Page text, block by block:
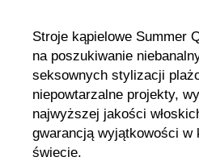
Stroje kąpielowe Summer
na poszukiwanie
seksownych stylizacji
niepowtarzalne projekty,
najwyższej jakości
gwarancją wyjątkowości w
świecie.